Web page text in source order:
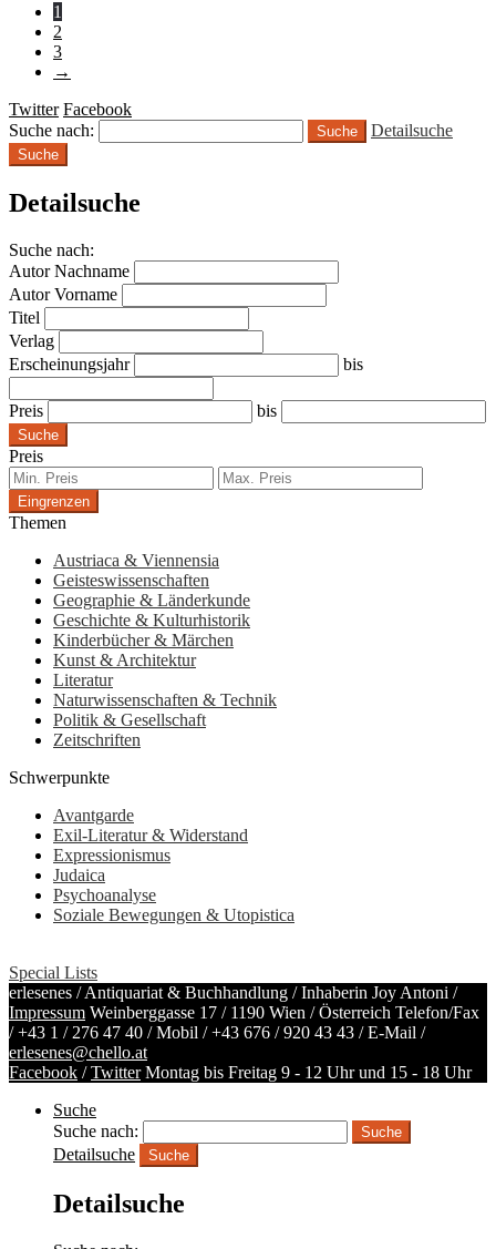
1
2
3
→
Twitter Facebook
Suche nach:
Detailsuche
Suche
Detailsuche
Suche nach:
Autor Nachname
Autor Vorname
Titel
Verlag
Erscheinungsjahr
bis
Preis bis
Suche
Preis
Eingrenzen
Themen
Austriaca & Viennensia
Geisteswissenschaften
Geographie & Länderkunde
Geschichte & Kulturhistorik
Kinderbücher & Märchen
Kunst & Architektur
Literatur
Naturwissenschaften & Technik
Politik & Gesellschaft
Zeitschriften
Schwerpunkte
Avantgarde
Exil-Literatur & Widerstand
Expressionismus
Judaica
Psychoanalyse
Soziale Bewegungen & Utopistica
Special Lists
erlesenes / Antiquariat & Buchhandlung / Inhaberin Joy Antoni /
Impressum Weinberggasse 17 / 1190 Wien / Österreich Telefon/Fax
/+43 1 / 276 47 40 / Mobil /+43 676 / 920 43 43 / E-Mail /
erlesenes@chello.at
Facebook /Twitter Montag bis Freitag 9 - 12 Uhr und 15 - 18 Uhr
Suche
Suche nach:
Detailsuche
Suche
Detailsuche